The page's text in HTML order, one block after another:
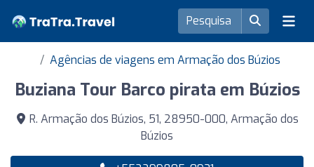
Agências de viagens em Armação dos Búzios
Buziana Tour Barco pirata em Búzios
R. Armação dos Búzios, 51, 28950-000, Armação dos
Búzios